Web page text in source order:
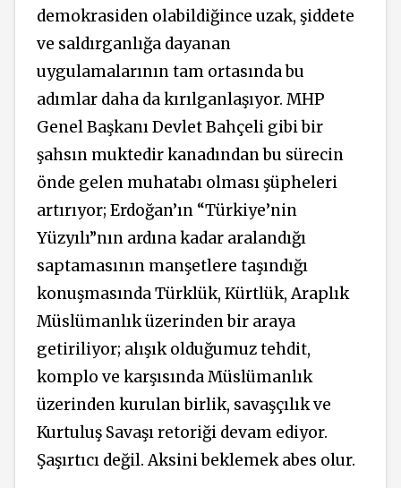
demokrasiden olabildiğince uzak, şiddete
ve saldırganlığa dayanan
uygulamalarının tam ortasında bu
adımlar daha da kırılganlaşıyor. MHP
Genel Başkanı Devlet Bahçeli gibi bir
şahsın muktedir kanadından bu sürecin
önde gelen muhatabı olması şüpheleri
artırıyor; Erdoğan’ın “Türkiye’nin
Yüzyılı”nın ardına kadar aralandığı
saptamasının manşetlere taşındığı
konuşmasında Türklük, Kürtlük, Araplık
Müslümanlık üzerinden bir araya
getiriliyor; alışık olduğumuz tehdit,
komplo ve karşısında Müslümanlık
üzerinden kurulan birlik, savaşçılık ve
Kurtuluş Savaşı retoriği devam ediyor.
Şaşırtıcı değil. Aksini beklemek abes olur.